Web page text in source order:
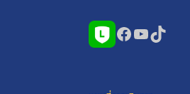
Facebook
YouTube
TikTok